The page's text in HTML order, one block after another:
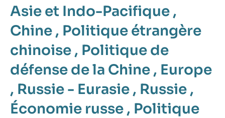
Asie et Indo-Pacifique ,
Chine , Politique étrangère
chinoise , Politique de
défense de la Chine , Europe
, Russie - Eurasie , Russie ,
Économie russe , Politique